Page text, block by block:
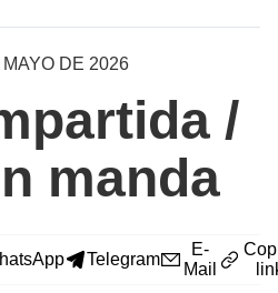
DE 2026
/
manda
Telegram
E-
Mail